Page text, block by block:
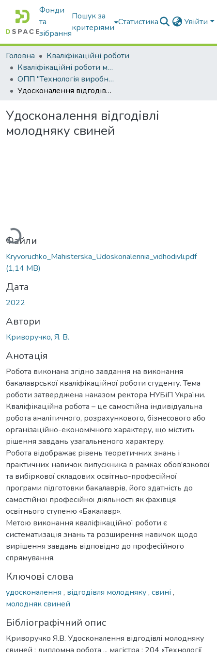
Фонди
та
зібрання
Пошук за
критеріями
Статистика Увійти
Головна
Кваліфікаційні роботи
Кваліфікаційні роботи магістрів
ОПП "Технологія виробництва і переробки продукції тваринництва"
Удосконалення відгодівлі молодняку свиней
Удосконалення відгодівлі
молодняку свиней
Файли
Kryvoruchko_Мahisterska_Udoskonalennia_vidhodivli.pdf
(1,14 MB)
Дата
2022
Автори
Криворучко, Я. В.
Анотація
Робота виконана згідно завдання на виконання
бакалаврської кваліфікаційної роботи студенту. Тема
роботи затверджена наказом ректора НУБіП України.
Кваліфікаційна робота – це самостійна індивідуальна
робота аналітичного, розрахункового, бізнесового або
організаційно-економічного характеру, що містить
рішення завдань узагальненого характеру.
Робота відображає рівень теоретичних знань і
практичних навичок випускника в рамках обов’язкової
та вибіркової складових освітньо-професійної
програми підготовки бакалаврів, його здатність до
самостійної професійної діяльності як фахівця
освітнього ступеню «Бакалавр».
Метою виконання кваліфікаційної роботи є
систематизація знань та розширення навичок щодо
вирішення завдань відповідно до професійного
спрямування.
Ключові слова
удосконалення , відгодівля молодняку, свині ,
молодняк свиней
Бібліографічний опис
Криворучко Я.В. Удосконалення відгодівлі молодняку